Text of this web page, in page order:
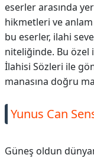
eserler arasında
hikmetleri ve
bu eserler, ilahi
niteliğinde. Bu özel
İlahisi Sözleri ile
manasına doğru
Yunus Can
Güneş oldun